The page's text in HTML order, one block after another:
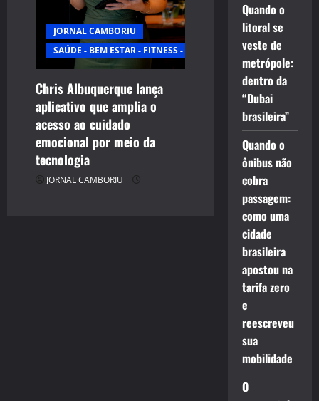
JORNAL CAMBORIU
SAÚDE - BEM ESTAR - FITNESS - ESPORTE
Chris Albuquerque lança
aplicativo que amplia o
acesso ao cuidado
emocional por meio da
tecnologia
JORNAL CAMBORIU
Quando o
litoral se
veste de
metrópole:
dentro da
“Dubai
brasileira”
Quando o
ônibus não
cobra
passagem:
como uma
cidade
brasileira
apostou na
tarifa zero
e
reescreveu
sua
mobilidade
O